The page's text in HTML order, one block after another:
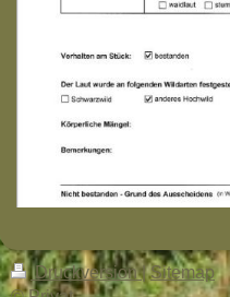
Druckversion| Sitemap